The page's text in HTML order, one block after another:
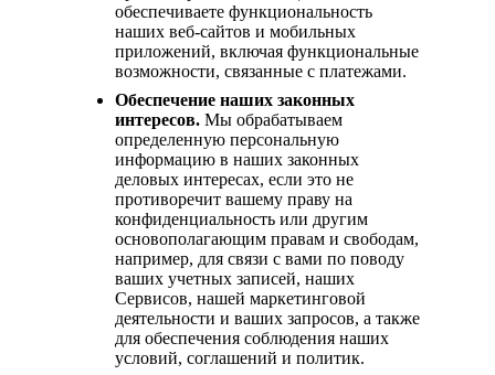
обеспечиваете функциональность
наших веб-сайтов и мобильных
приложений, включая функциональные
возможности, связанные с платежами.
Обеспечение наших законных
интересов. Мы обрабатываем
определенную персональную
информацию в наших законных
деловых интересах, если это не
противоречит вашему праву на
конфиденциальность или другим
основополагающим правам и свободам,
например, для связи с вами по поводу
ваших учетных записей, наших
Сервисов, нашей маркетинговой
деятельности и ваших запросов, а также
для обеспечения соблюдения наших
условий, соглашений и политик.